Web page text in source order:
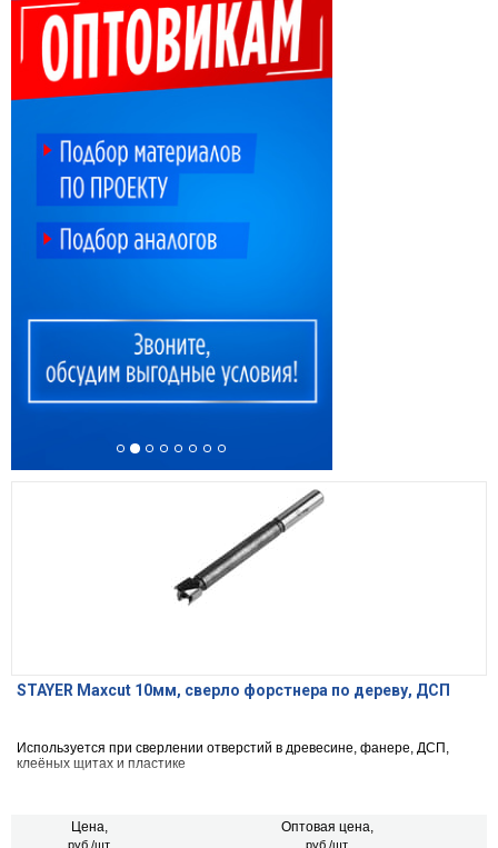
STAYER Maxcut 10мм, сверло форстнера по дереву, ДСП
Используется при сверлении отверстий в древесине, фанере, ДСП,
клеёных щитах и пластике
Цена,
руб./шт.
Оптовая цена,
руб./шт.